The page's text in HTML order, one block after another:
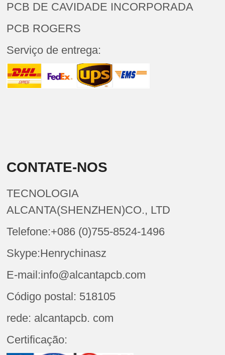
PCB DE CAVIDADE INCORPORADA
PCB ROGERS
Serviço de entrega:
CONTATE-NOS
TECNOLOGIA
ALCANTA(SHENZHEN)CO., LTD
Telefone:+086 (0)755-8524-1496
Skype:Henrychinasz
E-mail:info@alcantapcb.com
Código postal: 518105
rede: alcantapcb. com
Certificação: